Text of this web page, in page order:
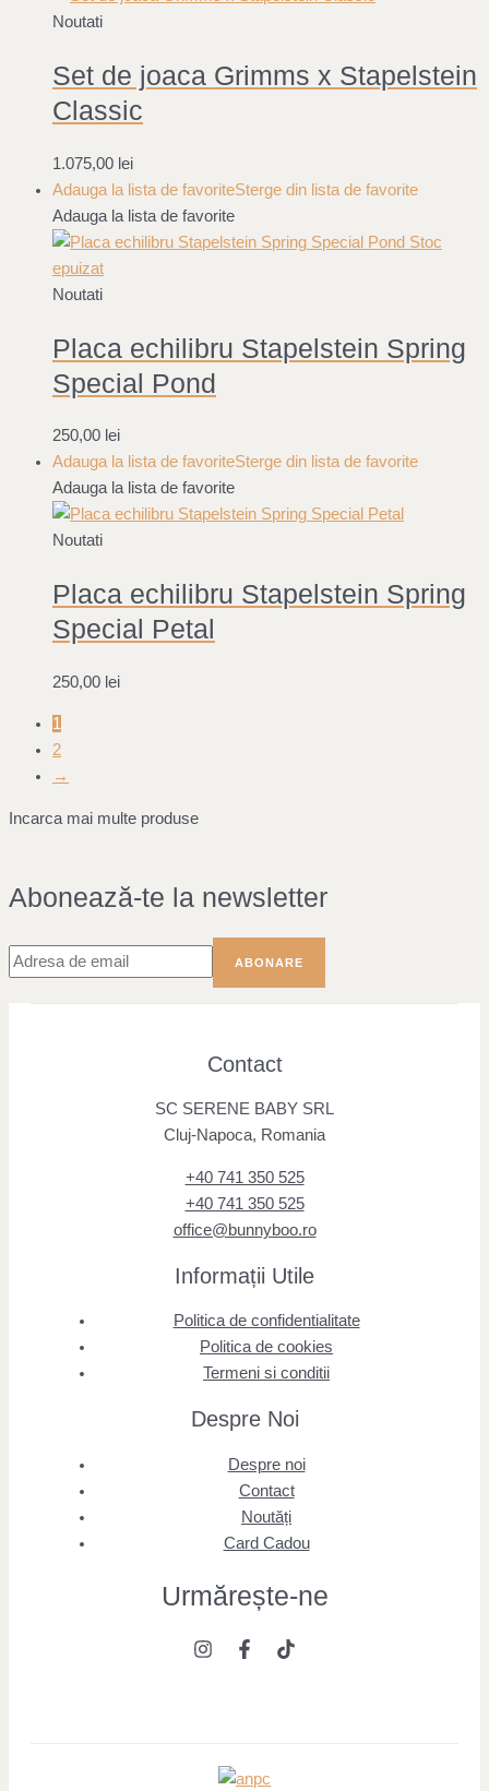
Noutati
Set de joaca Grimms x Stapelstein
Classic
1.075,00 lei
Adauga la lista de favoriteSterge din lista de favorite
Adauga la lista de favorite
Stoc
epuizat
Noutati
Placa echilibru Stapelstein Spring
Special Pond
250,00 lei
Adauga la lista de favoriteSterge din lista de favorite
Adauga la lista de favorite
Noutati
Placa echilibru Stapelstein Spring
Special Petal
250,00 lei
1
2
→
Incarca mai multe produse
Abonează-te la newsletter
Contact
SC SERENE BABY SRL
Cluj-Napoca, Romania
+40 741 350 525
+40 741 350 525
office@bunnyboo.ro
Informații Utile
Politica de confidentialitate
Politica de cookies
Termeni si conditii
Despre Noi
Despre noi
Contact
Noutăți
Card Cadou
Urmărește-ne